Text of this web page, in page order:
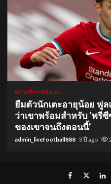
1 min read
ตลาดซื้อขายนักเตะ
ยืมตัวนักเตะอายุน้อย ฟู
ว่าเขาพร้อมสำหรับ ‘พ
ของเขาจนถึงตอนนี้’
admin_livefootball888 3 ปี ago
Facebook
Twitter